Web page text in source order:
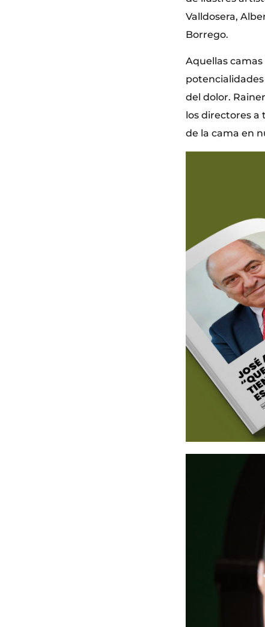
Valldosera,
Borrego.
Aquellas
del dolor.
los directores a
de la cama en